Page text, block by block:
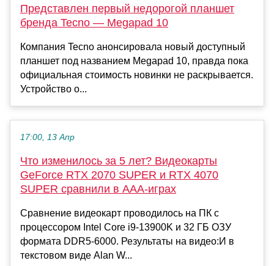
Представлен первый недорогой планшет
бренда Tecno — Megapad 10
Компания Tecno анонсировала новый доступный
планшет под названием Megapad 10, правда пока
официальная стоимость новинки не раскрывается.
Устройство о...
17:00, 13 Апр
Что изменилось за 5 лет? Видеокарты
GeForce RTX 2070 SUPER и RTX 4070
SUPER сравнили в ААА-играх
Сравнение видеокарт проводилось на ПК с
процессором Intel Core i9-13900K и 32 ГБ ОЗУ
формата DDR5-6000. Результаты на видео:И в
текстовом виде Alan W...